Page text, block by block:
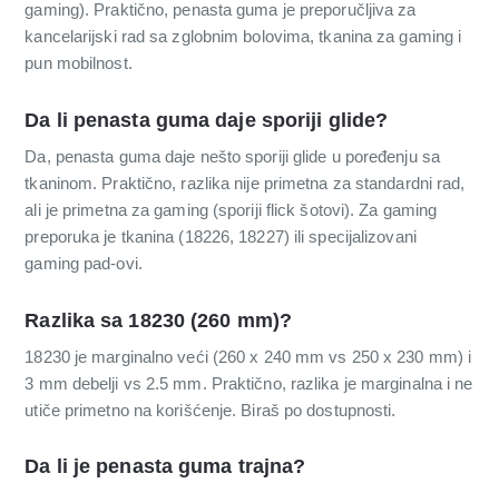
gaming). Praktično, penasta guma je preporučljiva za
kancelarijski rad sa zglobnim bolovima, tkanina za gaming i
pun mobilnost.
Da li penasta guma daje sporiji glide?
Da, penasta guma daje nešto sporiji glide u poređenju sa
tkaninom. Praktično, razlika nije primetna za standardni rad,
ali je primetna za gaming (sporiji flick šotovi). Za gaming
preporuka je tkanina (18226, 18227) ili specijalizovani
gaming pad-ovi.
Razlika sa 18230 (260 mm)?
18230 je marginalno veći (260 x 240 mm vs 250 x 230 mm) i
3 mm debelji vs 2.5 mm. Praktično, razlika je marginalna i ne
utiče primetno na korišćenje. Biraš po dostupnosti.
Da li je penasta guma trajna?